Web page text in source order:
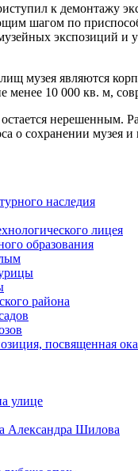
к
шагом по
экспозиций и
музея являются
менее 10 000 кв. м,
нерешенным.
о сохранении музея